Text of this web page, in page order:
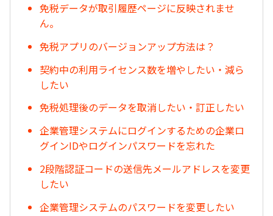
免税データが取引履歴ページに反映されませ
ん。
免税アプリのバージョンアップ方法は？
契約中の利用ライセンス数を増やしたい・減ら
したい
免税処理後のデータを取消したい・訂正したい
企業管理システムにログインするための企業ロ
グインIDやログインパスワードを忘れた
2段階認証コードの送信先メールアドレスを変更
したい
企業管理システムのパスワードを変更したい